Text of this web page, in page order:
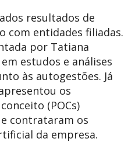
resultados de
com entidades filiadas.
por Tatiana
estudos e análises
às autogestões. Já
os
(POCs)
contrataram os
da empresa.